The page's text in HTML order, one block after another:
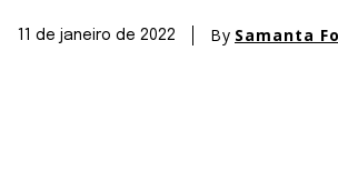
11 de janeiro de 2022 By Samanta